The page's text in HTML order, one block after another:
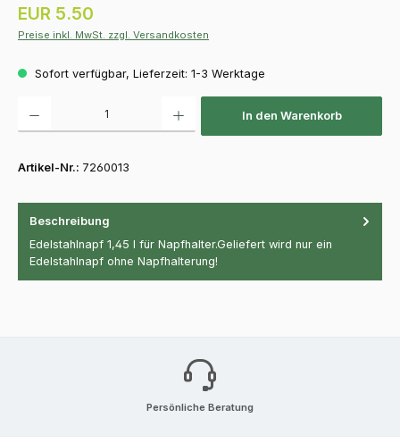
Regulärer Preis:
EUR 5.50
Preise inkl. MwSt. zzgl. Versandkosten
Sofort verfügbar, Lieferzeit: 1-3 Werktage
In den Warenkorb
Artikel-Nr.: 7260013
Beschreibung
Edelstahlnapf 1,45 l für Napfhalter.Geliefert wird nur ein
Edelstahlnapf ohne Napfhalterung!
Persönliche Beratung